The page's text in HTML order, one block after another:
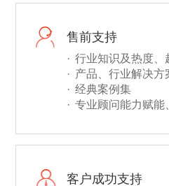
售前支持
行业知识及热度、
产品、行业解决方
经典案例集
专业顾问能力赋能
客户成功支持